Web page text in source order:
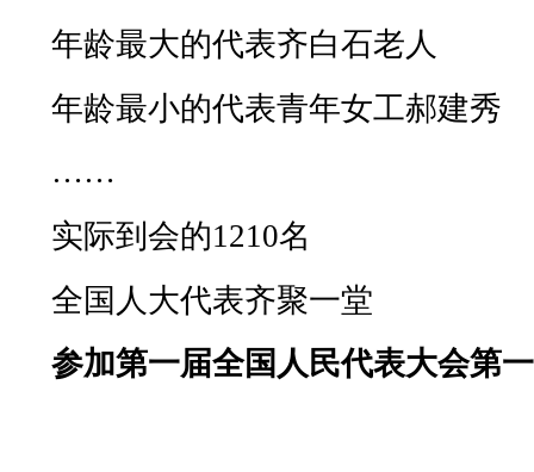
年龄最大的代表齐白石老人
年龄最小的代表青年女工郝建秀
……
实际到会的1210名
全国人大代表齐聚一堂
参加第一届全国人民代表大会第